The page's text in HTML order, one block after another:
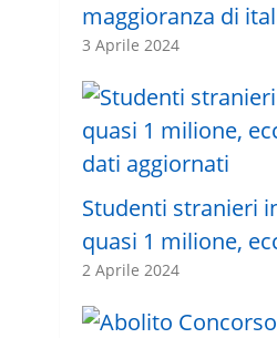
maggioranza di
3 Aprile 2024
Studenti stranieri
quasi 1 milione,
2 Aprile 2024